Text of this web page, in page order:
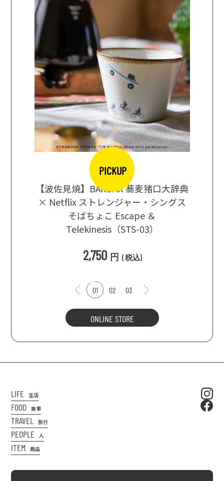
PICKUP
【波佐見焼】BARBAR 蕎麦猪口大辞典
× Netflix ストレンジャー・シングス
そばちょこ Escape ＆
Telekinesis（STS-03）
2,750 円 (税込)
01 02 03
ONLINE STORE
LIFE 生活
FOOD 食事
TRAVEL 旅行
PEOPLE 人
ITEM 商品